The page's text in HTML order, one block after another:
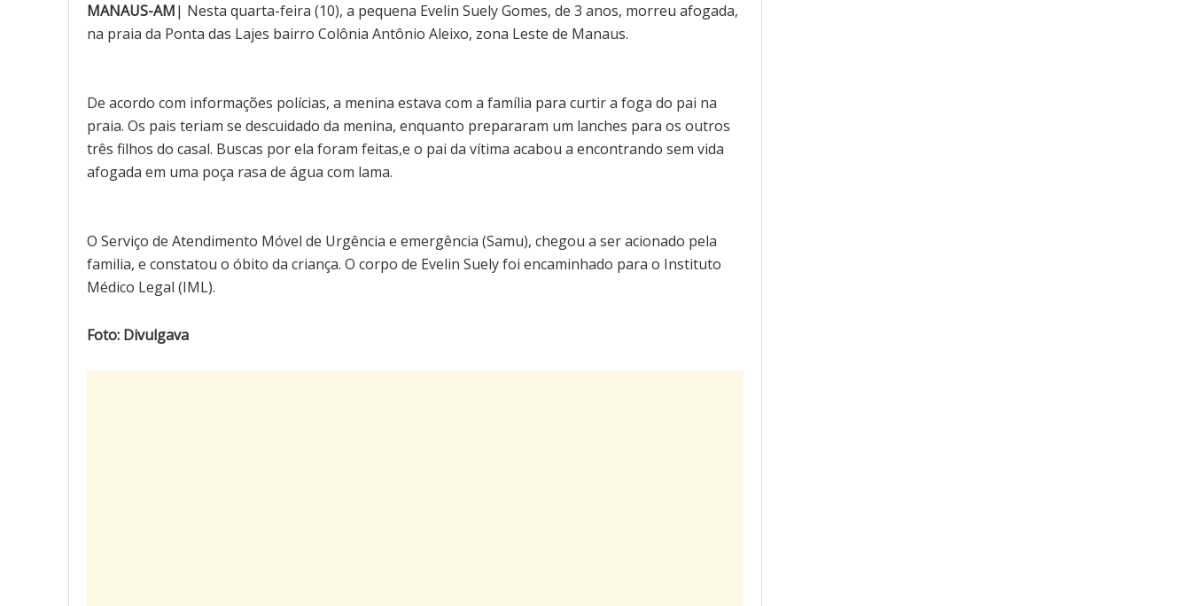
MANAUS-AM| Nesta quarta-feira (10), a pequena Evelin Suely Gomes, de 3 anos, morreu afogada,
na praia da Ponta das Lajes bairro Colônia Antônio Aleixo, zona Leste de Manaus.
De acordo com informações polícias, a menina estava com a família para curtir a foga do pai na
praia. Os pais teriam se descuidado da menina, enquanto prepararam um lanches para os outros
três filhos do casal. Buscas por ela foram feitas,e o pai da vítima acabou a encontrando sem vida
afogada em uma poça rasa de água com lama.
O Serviço de Atendimento Móvel de Urgência e emergência (Samu), chegou a ser acionado pela
familia, e constatou o óbito da criança. O corpo de Evelin Suely foi encaminhado para o Instituto
Médico Legal (IML).
Foto: Divulgava